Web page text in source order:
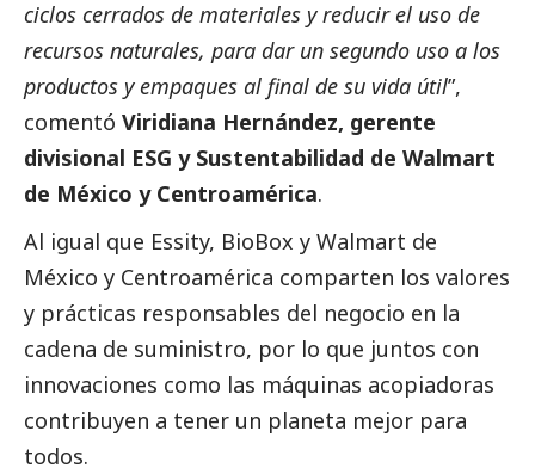
ciclos cerrados de materiales y reducir el uso de
recursos naturales, para dar un segundo uso a los
productos y empaques al final de su vida útil”,
comentó Viridiana Hernández, gerente
divisional ESG y Sustentabilidad de Walmart
de México y Centroamérica.
Al igual que Essity, BioBox y Walmart de
México y Centroamérica comparten los valores
y prácticas responsables del negocio en la
cadena de suministro, por lo que juntos con
innovaciones como las máquinas acopiadoras
contribuyen a tener un planeta mejor para
todos.